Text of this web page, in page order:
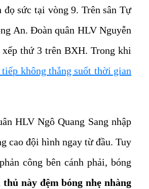
sức tại vòng 9. Trên sân Tự
An. Đoàn quân HLV Nguyễn
thứ 3 trên BXH. Trong khi
không thắng suốt thời gian
HLV Ngô Quang Sang nhập
cao đội hình ngay từ đầu. Tuy
công bên cánh phải, bóng
thủ này đệm bóng nhẹ nhàng